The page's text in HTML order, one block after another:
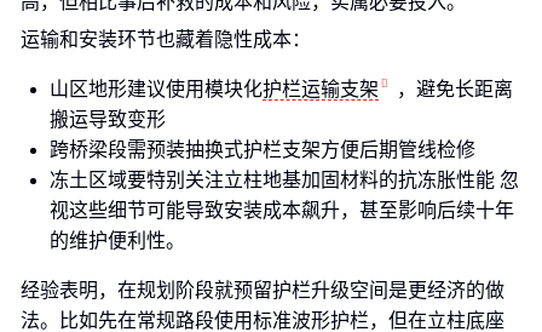
运输和安装环节也藏着隐性成本：
山区地形建议使用模块化护栏运输支架
，避免长距离
搬运导致变形
跨桥梁段需预装抽换式护栏支架方便后期管线检修
冻土区域要特别关注立柱地基加固材料的抗冻胀性能 忽
视这些细节可能导致安装成本飙升，甚至影响后续十年
的维护便利性。
经验表明，在规划阶段就预留护栏升级空间是更经济的做
法。比如先在常规路段使用标准波形护栏，但在立柱底座